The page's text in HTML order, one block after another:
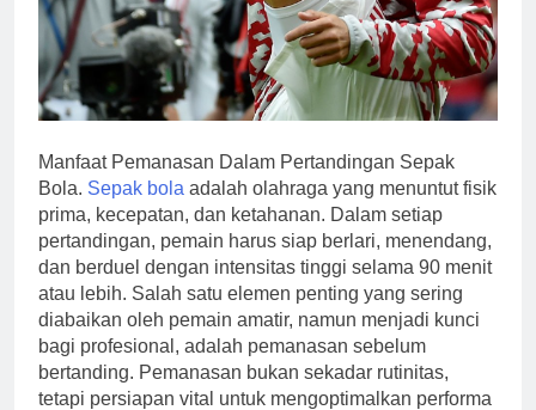
Manfaat Pemanasan Dalam Pertandingan Sepak
Bola. Sepak bola adalah olahraga yang menuntut fisik
prima, kecepatan, dan ketahanan. Dalam setiap
pertandingan, pemain harus siap berlari, menendang,
dan berduel dengan intensitas tinggi selama 90 menit
atau lebih. Salah satu elemen penting yang sering
diabaikan oleh pemain amatir, namun menjadi kunci
bagi profesional, adalah pemanasan sebelum
bertanding. Pemanasan bukan sekadar rutinitas,
tetapi persiapan vital untuk mengoptimalkan performa